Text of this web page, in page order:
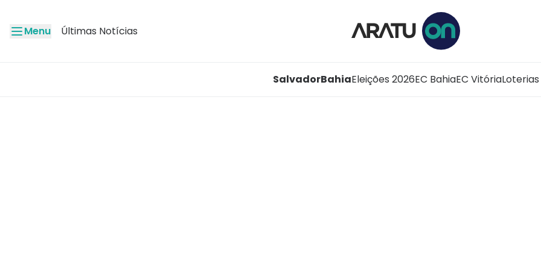
Menu Últimas Notícias
SalvadorBahiaEleições 2026EC BahiaEC VitóriaLoterias